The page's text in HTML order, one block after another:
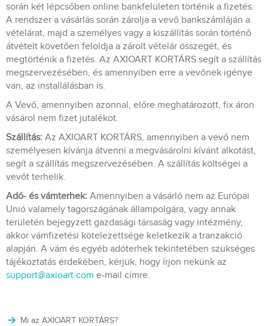
során két lépcsőben online bankfelületen történik a fizetés.
A rendszer a vásárlás során zárolja a vevő bankszámláján a
vételárat, majd a személyes vagy a kiszállítás során történő
átvételt követően feloldja a zárolt vételár összegét, és
megtörténik a fizetés. Az AXIOART KORTÁRS segít a szállítás
megszervezésében, és amennyiben erre a vevőnek igénye
van, az installálásban is.
A Vevő, amennyiben azonnal, előre meghatározott, fix áron
vásárol nem fizet jutalékot.
Szállítás: Az AXIOART KORTÁRS, amennyiben a vevő nem
személyesen kívánja átvenni a megvásárolni kívánt alkotást,
segít a szállítás megszervezésében. A szállítás költségei a
vevőt terhelik.
Adó- és vámterhek: Amennyiben a vásárló nem az Európai
Unió valamely tagországának állampolgára, vagy annak
területén bejegyzett gazdasági társaság vagy intézmény,
akkor vámfizetési kötelezettsége keletkezik a tranzakció
alapján. A vám és egyéb adóterhek tekintetében szükséges
tájékoztatás érdekében, kérjük, hogy írjon nekünk az
support@axioart.com e-mail címre.
Mi az AXIOART KORTÁRS?